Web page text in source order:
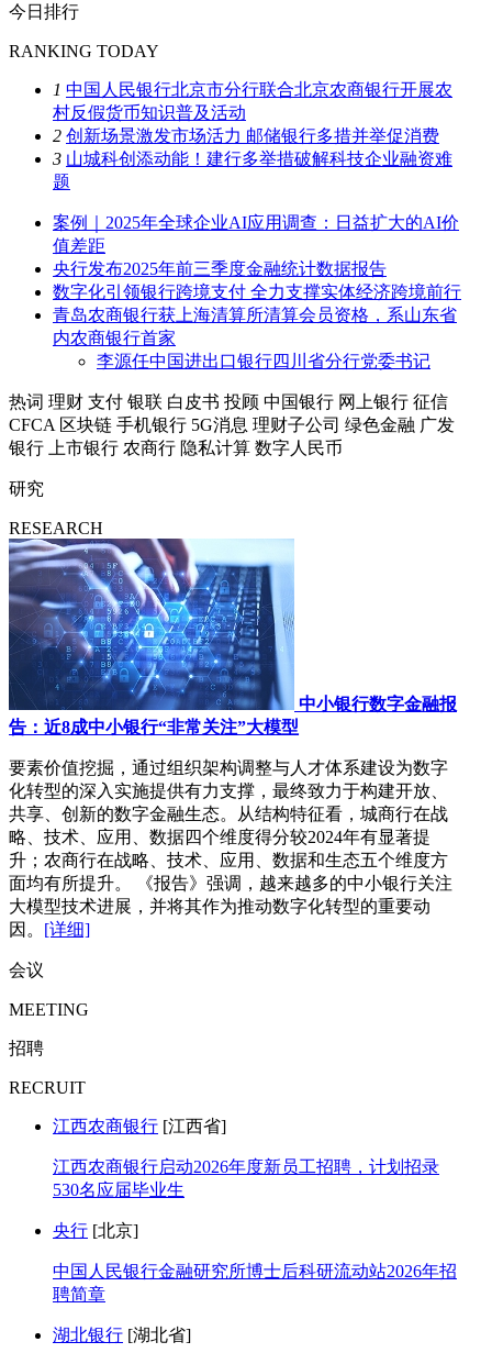
今日排行
RANKING TODAY
1 中国人民银行北京市分行联合北京农商银行开展农
村反假货币知识普及活动
2 创新场景激发市场活力 邮储银行多措并举促消费
3 山城科创添动能！建行多举措破解科技企业融资难
题
案例｜2025年全球企业AI应用调查：日益扩大的AI价
值差距
央行发布2025年前三季度金融统计数据报告
数字化引领银行跨境支付 全力支撑实体经济跨境前行
青岛农商银行获上海清算所清算会员资格，系山东省
内农商银行首家
李源任中国进出口银行四川省分行党委书记
热词 理财 支付 银联 白皮书 投顾 中国银行 网上银行 征信
CFCA 区块链 手机银行 5G消息 理财子公司 绿色金融 广发
银行
上市银行 农商行 隐私计算 数字人民币
研究
RESEARCH
中小银行数字金融报
告：近8成中小银行“非常关注”大模型
要素价值挖掘，通过组织架构调整与人才体系建设为数字
化转型的深入实施提供有力支撑，最终致力于构建开放、
共享、创新的数字金融生态。从结构特征看，城商行在战
略、技术、应用、数据四个维度得分较2024年有显著提
升；农商行在战略、技术、应用、数据和生态五个维度方
面均有所提升。 《报告》强调，越来越多的中小银行关注
大模型技术进展，并将其作为推动数字化转型的重要动
因。 [详细]
会议
MEETING
招聘
RECRUIT
江西农商银行 [江西省]
江西农商银行启动2026年度新员工招聘，计划招录
530名应届毕业生
央行 [北京]
中国人民银行金融研究所博士后科研流动站2026年招
聘简章
湖北银行 [湖北省]